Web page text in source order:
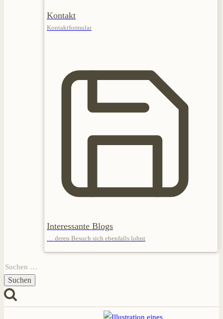
Kontakt
Kontaktformular
Interessante Blogs
… deren Besuch sich ebenfalls lohnt
Suchen
nach: